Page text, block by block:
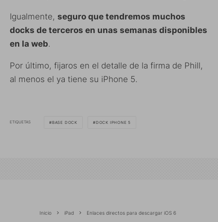
Igualmente, seguro que tendremos muchos
docks de terceros en unas semanas disponibles
en la web.
Por último, fijaros en el detalle de la firma de Phill,
al menos el ya tiene su iPhone 5.
ETIQUETAS BASE DOCK DOCK IPHONE 5
Inicio iPad Enlaces directos para descargar iOS 6